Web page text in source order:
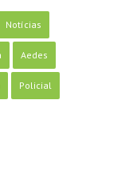
Notícias
Aedes
Policial